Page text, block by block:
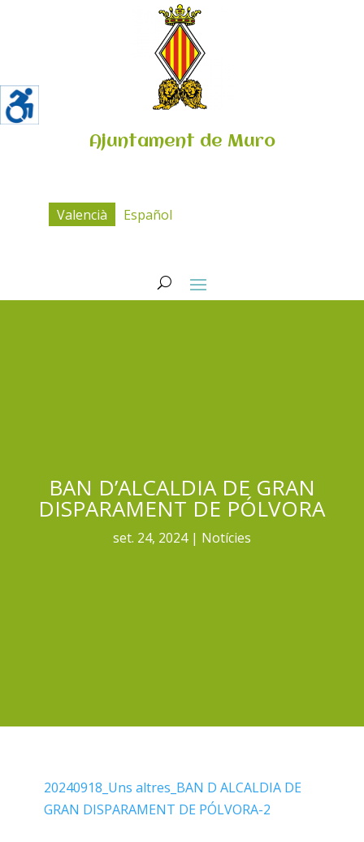
Ajuntament de Muro
Valencià Español
BAN D’ALCALDIA DE GRAN
DISPARAMENT DE PÓLVORA
set. 24, 2024 Notícies
20240918_Uns altres_BAN D ALCALDIA DE
GRAN DISPARAMENT DE PÓLVORA-2